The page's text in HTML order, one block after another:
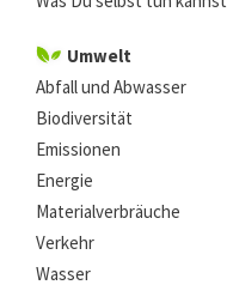
Umwelt
Abfall und Abwasser
Biodiversität
Emissionen
Energie
Materialverbräuche
Verkehr
Wasser